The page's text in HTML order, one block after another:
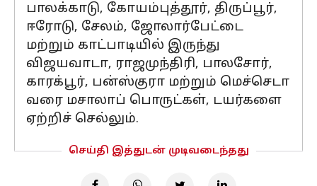
பாலக்காடு, கோயம்புத்தூர், திருப்பூர்,
ஈரோடு, சேலம், ஜோலார்பேட்டை
மற்றும் காட்பாடியில் இருந்து
விஜயவாடா, ராஜமுந்திரி, பாலசோர்,
காரக்பூர், பன்ஸ்குரா மற்றும் மெச்செடா
வரை மசாலாப் பொருட்கள், டயர்களை
ஏற்றிச் செல்லும்.
செய்தி இத்துடன் முடிவடைந்தது